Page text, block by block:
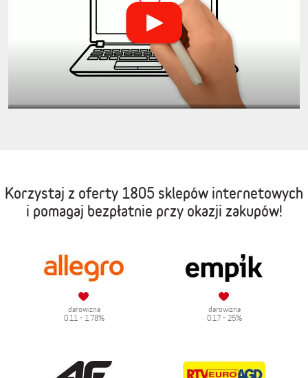
Korzystaj z oferty 1805 sklepów internetowych
i pomagaj bezpłatnie przy okazji zakupów!
darowizna
0.11 - 1.78%
darowizna
0.17 - 25%